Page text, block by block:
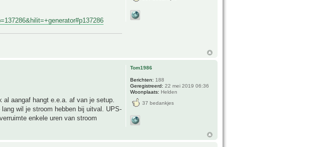
aangaf hangt e.e.a. af van je setup.
wil je stroom hebben bij uitval. UPS-
enkele uren van stroom
Tom1986
Berichten: 188
Geregistreerd: 22 mei 2019 06:36
Woonplaats: Helden
37 bedankjes